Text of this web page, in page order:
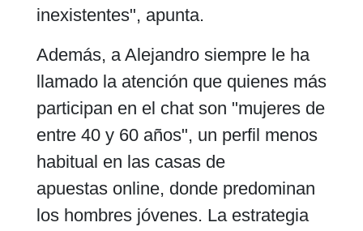
inexistentes", apunta.
Además, a Alejandro siempre le ha
llamado la atención que quienes más
participan en el chat son "mujeres de
entre 40 y 60 años", un perfil menos
habitual en las casas de
apuestas online, donde predominan
los hombres jóvenes. La estrategia